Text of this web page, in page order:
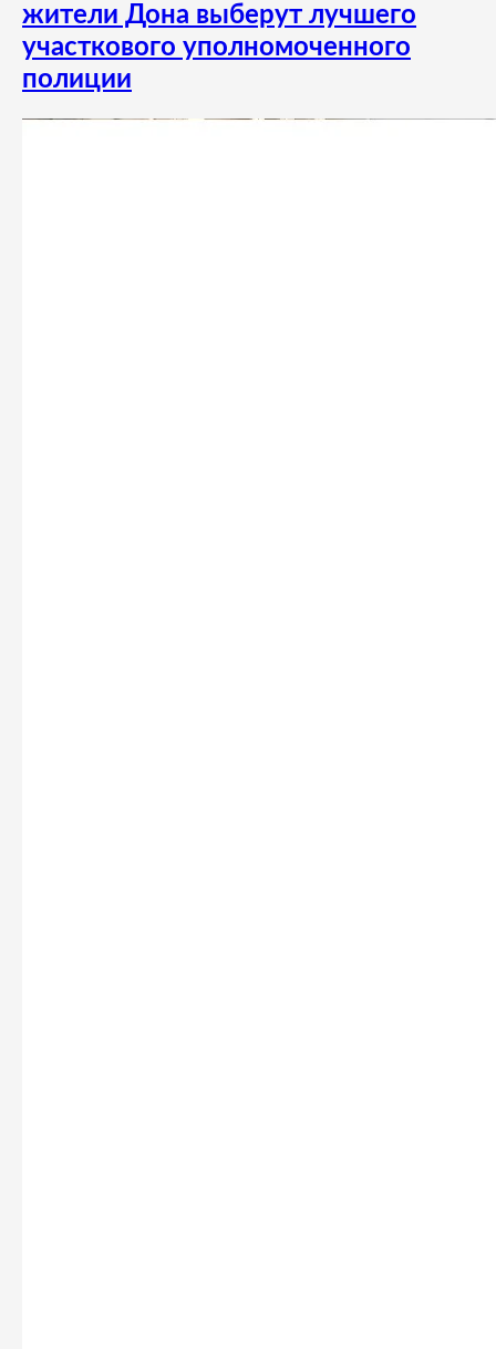
жители Дона выберут лучшего
участкового уполномоченного
полиции